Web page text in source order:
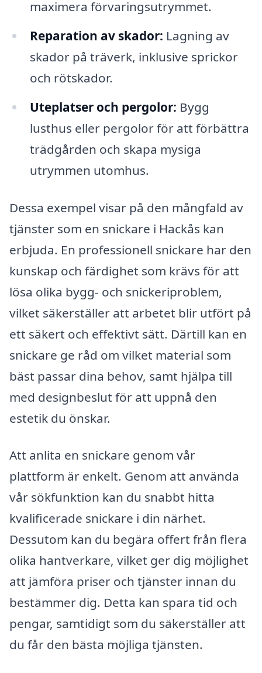
maximera förvaringsutrymmet.
Reparation av skador: Lagning av
skador på träverk, inklusive sprickor
och rötskador.
Uteplatser och pergolor: Bygg
lusthus eller pergolor för att förbättra
trädgården och skapa mysiga
utrymmen utomhus.
Dessa exempel visar på den mångfald av
tjänster som en snickare i Hackås kan
erbjuda. En professionell snickare har den
kunskap och färdighet som krävs för att
lösa olika bygg- och snickeriproblem,
vilket säkerställer att arbetet blir utfört på
ett säkert och effektivt sätt. Därtill kan en
snickare ge råd om vilket material som
bäst passar dina behov, samt hjälpa till
med designbeslut för att uppnå den
estetik du önskar.
Att anlita en snickare genom vår
plattform är enkelt. Genom att använda
vår sökfunktion kan du snabbt hitta
kvalificerade snickare i din närhet.
Dessutom kan du begära offert från flera
olika hantverkare, vilket ger dig möjlighet
att jämföra priser och tjänster innan du
bestämmer dig. Detta kan spara tid och
pengar, samtidigt som du säkerställer att
du får den bästa möjliga tjänsten.